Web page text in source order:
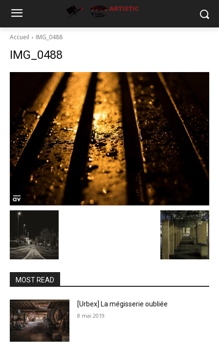
Accueil IMG_0488
IMG_0488
MOST READ
[Urbex] La mégisserie oubliée
8 mai 2019